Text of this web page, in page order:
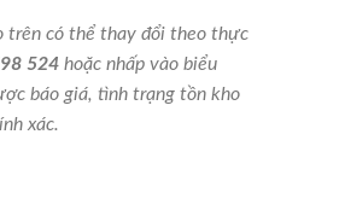
trên có thể thay đổi theo thực
524 hoặc nhấp vào biểu
báo giá, tình trạng tồn kho
xác.